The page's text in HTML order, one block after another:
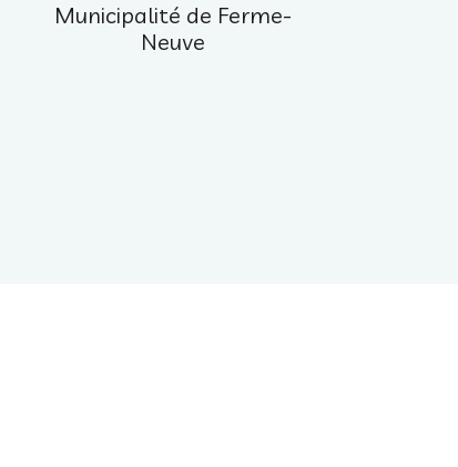
Municipalité de Ferme-
Neuve